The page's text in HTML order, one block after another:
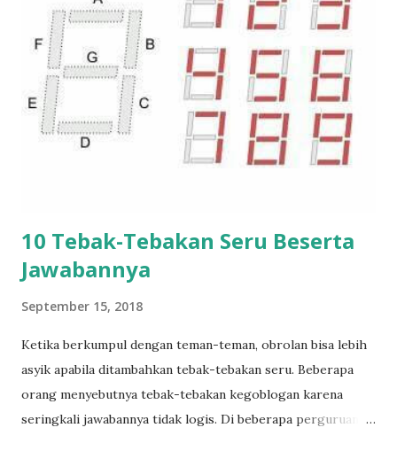
10 Tebak-Tebakan Seru Beserta
Jawabannya
September 15, 2018
Ketika berkumpul dengan teman-teman, obrolan bisa lebih
asyik apabila ditambahkan tebak-tebakan seru. Beberapa
orang menyebutnya tebak-tebakan kegoblogan karena
seringkali jawabannya tidak logis. Di beberapa perguruan